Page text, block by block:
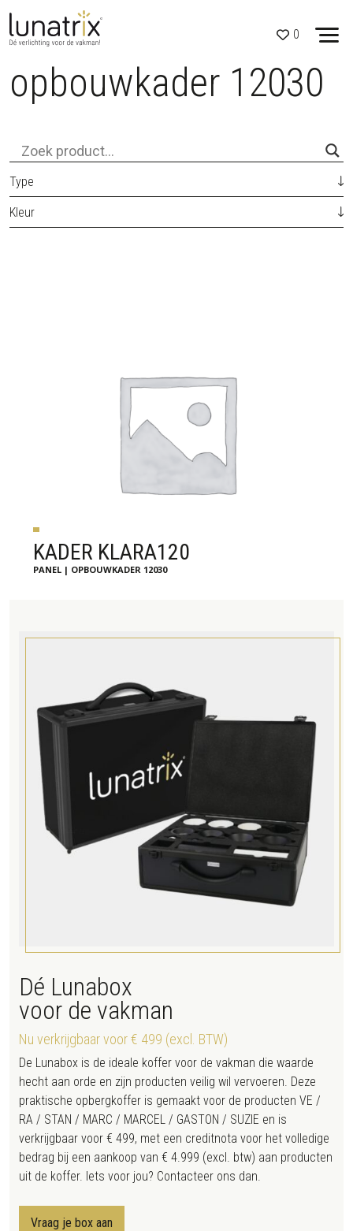
Skip to content
0
opbouwkader 12030
Type
Kleur
KADER KLARA120
PANEL | OPBOUWKADER 12030
Dé Lunabox
voor de vakman
Nu verkrijgbaar voor € 499 (excl. BTW)
De Lunabox is de ideale koffer voor de vakman die waarde
hecht aan orde en zijn producten veilig wil vervoeren. Deze
praktische opbergkoffer is gemaakt voor de producten VE /
RA / STAN / MARC / MARCEL / GASTON / SUZIE en is
verkrijgbaar voor € 499, met een creditnota voor het volledige
bedrag bij een aankoop van € 4.999 (excl. btw) aan producten
uit de koffer. Iets voor jou? Contacteer ons dan.
Vraag je box aan